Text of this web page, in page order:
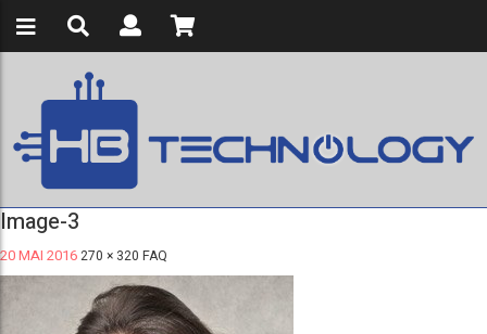
Image-3
20 MAI 2016270 × 320 FAQ